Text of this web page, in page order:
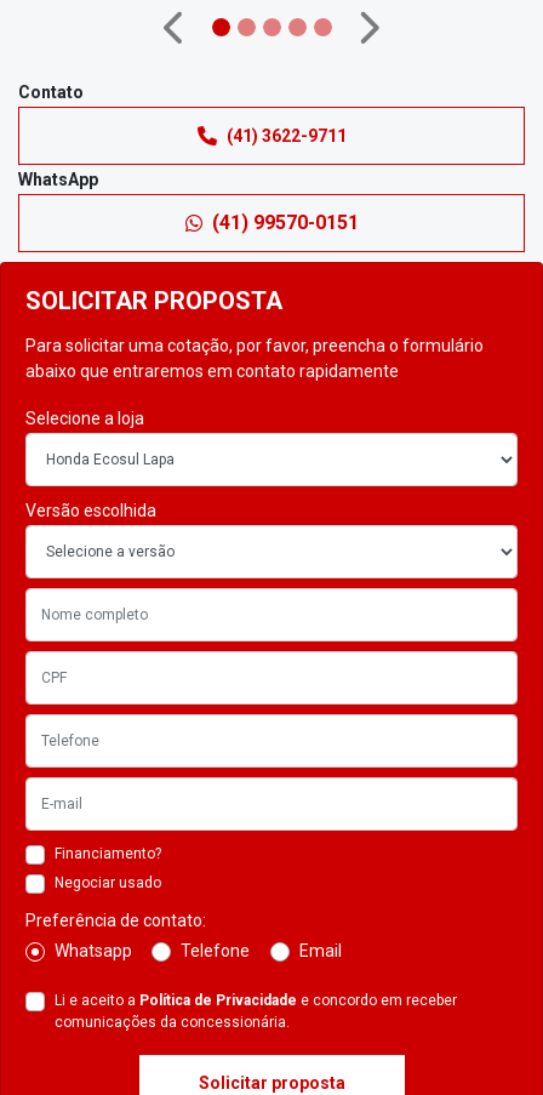
SOLICITAR PROPOSTA
Para solicitar uma cotação, por favor, preencha o formulário
abaixo que entraremos em contato rapidamente
Selecione a loja
Versão escolhida
Financiamento?
Negociar usado
Preferência de contato:
Whatsapp
Telefone Email
Li e aceito a Política de Privacidade e concordo em receber
comunicações da concessionária.
Solicitar proposta
Anterior Próximo
Contato
(41) 3622-9711
WhatsApp
(41) 99570-0151